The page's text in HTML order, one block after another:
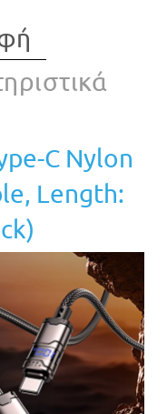
C Nylon
Length: